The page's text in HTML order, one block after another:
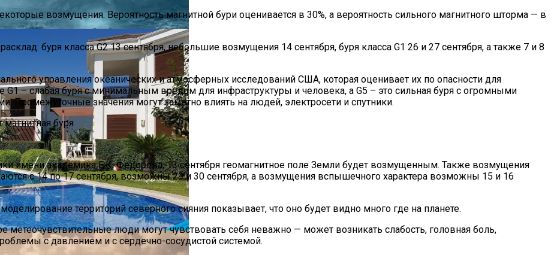
Преимущества И Недостатки
возмущения. Вероятность магнитной бури оценивается в 30%, а вероятность сильного магнитного шторма — в
буря класса G2 13 сентября, небольшие возмущения 14 сентября, буря класса G1 26 и 27 сентября, а также 7 и 8
управления океанических и атмосферных исследований США, которая оценивает их по опасности для
– слабая буря с минимальным вредом для инфраструктуры и человека, а G5 – это сильная буря с огромными
Промежуточные значения могут заметно влиять на людей, электросети и спутники.
имени академика Е.К. Федорова, 13 сентября геомагнитное поле Земли будет возмущенным. Также возмущения
с 14 по 17 сентября, возможны 29 и 30 сентября, а возмущения вспышечного характера возможны 15 и 16
территорий северного сияния показывает, что оно будет видно много где на планете.
метеочувствительные люди могут чувствовать себя неважно — может возникать слабость, головная боль,
с давлением и с сердечно-сосудистой системой.